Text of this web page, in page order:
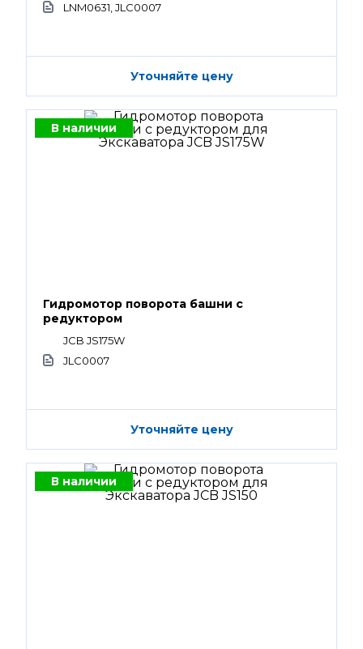
LNM0631, JLC0007
Уточняйте цену
В наличии
Гидромотор поворота башни с
редуктором
JCB JS175W
JLC0007
Уточняйте цену
В наличии